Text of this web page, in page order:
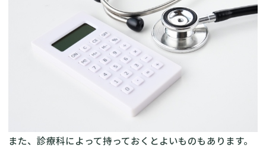
また、診療科によって持っておくとよいものもあります。